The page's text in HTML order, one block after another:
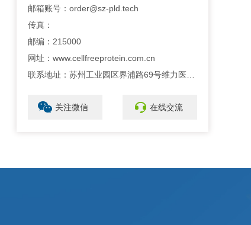
邮箱账号：order@sz-pld.tech
传真：
邮编：215000
网址：www.cellfreeprotein.com.cn
关注微信 在线交流